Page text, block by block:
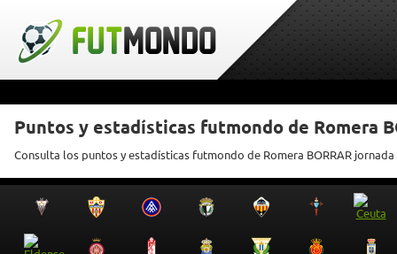
Puntos y estadísticas futmondo de Romera
Consulta los puntos y estadísticas futmondo de Romera BORRAR